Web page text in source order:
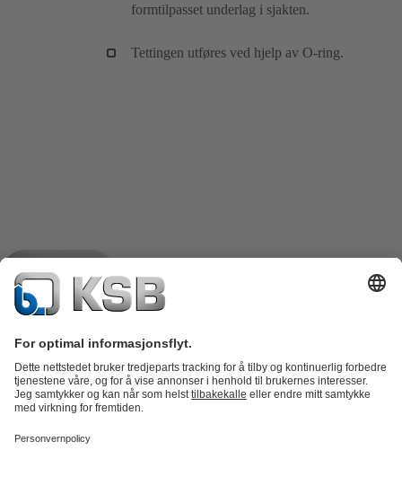
formtilpasset underlag i sjakten.
Tettingen utføres ved hjelp av O-ring.
ProduktkatalogReservedeler